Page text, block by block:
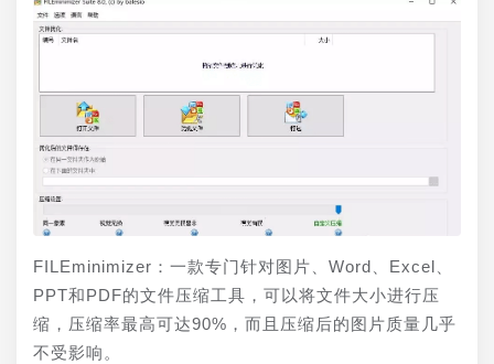
FILEminimizer：一款专门针对图片、Word、Excel、
PPT和PDF的文件压缩工具，可以将文件大小进行压
缩，压缩率最高可达90%，而且压缩后的图片质量几乎
不受影响。